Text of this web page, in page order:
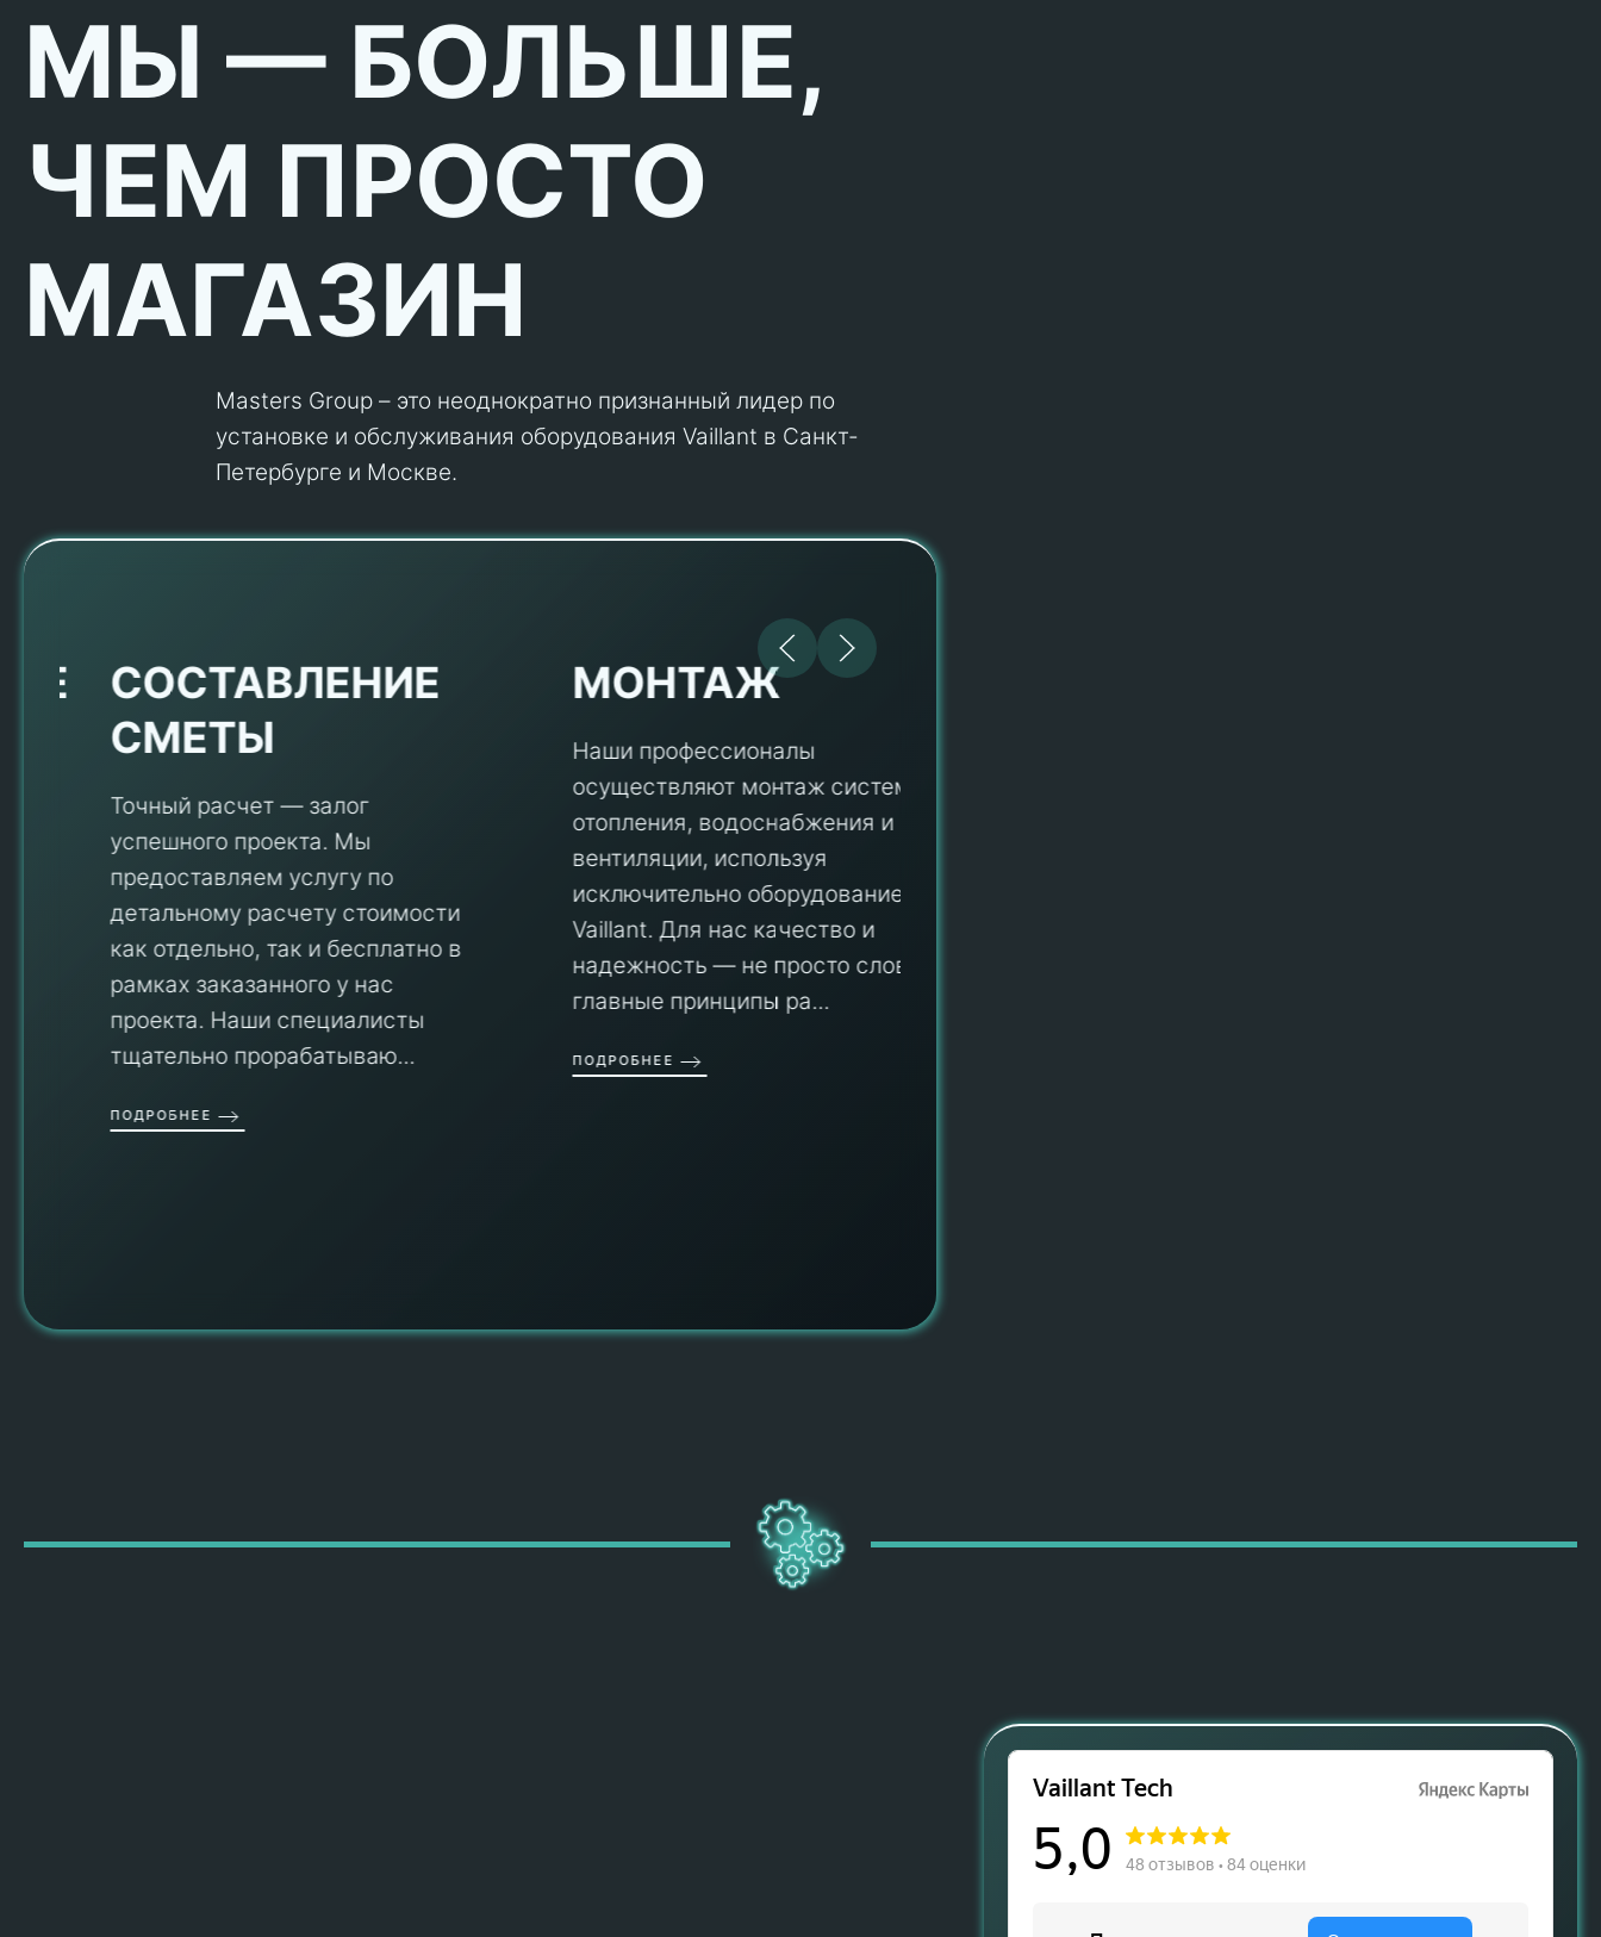
МЫ — БОЛЬШЕ,
ЧЕМ ПРОСТО
МАГАЗИН
Masters Group – это неоднократно признанный лидер по
установке и обслуживания оборудования Vaillant в Санкт-
Петербурге и Москве.
СОСТАВЛЕНИЕ
СМЕТЫ
Точный расчет — залог
успешного проекта. Мы
предоставляем услугу по
детальному расчету стоимости
как отдельно, так и бесплатно в
рамках заказанного у нас
проекта. Наши специалисты
тщательно прорабатываю...
ПОДРОБНЕЕ
МОНТАЖ
Наши профессионалы
осуществляют монтаж систем
отопления, водоснабжения и
вентиляции, используя
исключительно оборудование
Vaillant. Для нас качество и
надежность — не просто слова, а
главные принципы ра...
ПОДРОБНЕЕ